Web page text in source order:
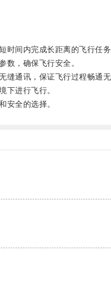
间内完成长距离的飞行任务
，确保飞行安全。
通讯，保证飞行过程畅通无
进行飞行。
全的选择。